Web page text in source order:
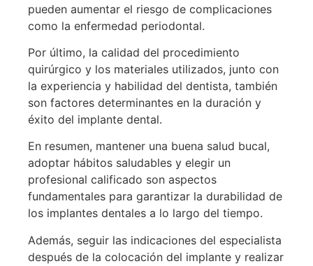
pueden aumentar el riesgo de complicaciones
como la enfermedad periodontal.
Por último, la calidad del procedimiento
quirúrgico y los materiales utilizados, junto con
la experiencia y habilidad del dentista, también
son factores determinantes en la duración y
éxito del implante dental.
En resumen, mantener una buena salud bucal,
adoptar hábitos saludables y elegir un
profesional calificado son aspectos
fundamentales para garantizar la durabilidad de
los implantes dentales a lo largo del tiempo.
Además, seguir las indicaciones del especialista
después de la colocación del implante y realizar